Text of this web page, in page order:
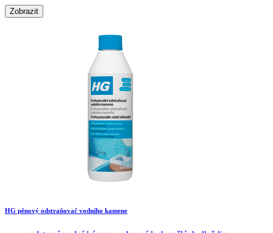
Zobrazit
HG pěnový odstraňovač vodního kamene